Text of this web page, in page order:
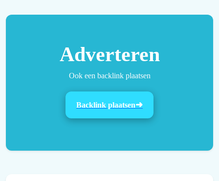
Adverteren
Ook een backlink plaatsen
Backlink plaatsen